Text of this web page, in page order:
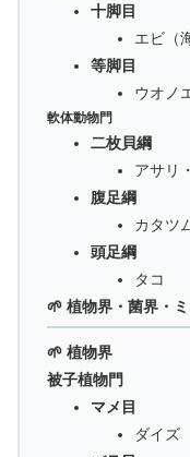
十脚目
エビ（
等脚目
ウオノ
軟体動物門
二枚貝綱
アサリ
腹足綱
カタツ
頭足綱
タコ
🌱 植物界・菌界・
🌱 植物界
被子植物門
マメ目
ダイズ